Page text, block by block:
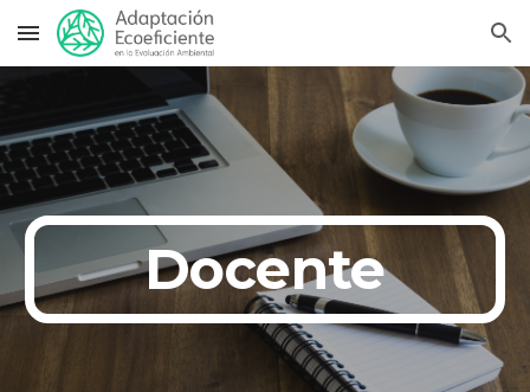
Skip to main content Skip to navigation
Docente